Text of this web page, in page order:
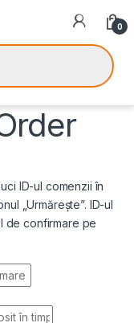
0
ID-ul comenzii în
„Urmărește”. ID-ul
de confirmare pe